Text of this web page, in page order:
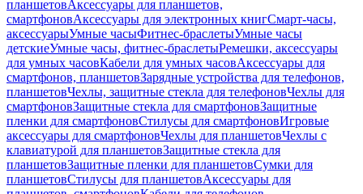
планшетовАксессуары для планшетов,
смартфоновАксессуары для электронных книгСмарт-часы,
аксессуарыУмные часыФитнес-браслетыУмные часы
детскиеУмные часы, фитнес-браслетыРемешки, аксессуары
для умных часовКабели для умных часовАксессуары для
смартфонов, планшетовЗарядные устройства для телефонов,
планшетовЧехлы, защитные стекла для телефоновЧехлы для
смартфоновЗащитные стекла для смартфоновЗащитные
пленки для смартфоновСтилусы для смартфоновИгровые
аксессуары для смартфоновЧехлы для планшетовЧехлы с
клавиатурой для планшетовЗащитные стекла для
планшетовЗащитные пленки для планшетовСумки для
планшетовСтилусы для планшетовАксессуары для